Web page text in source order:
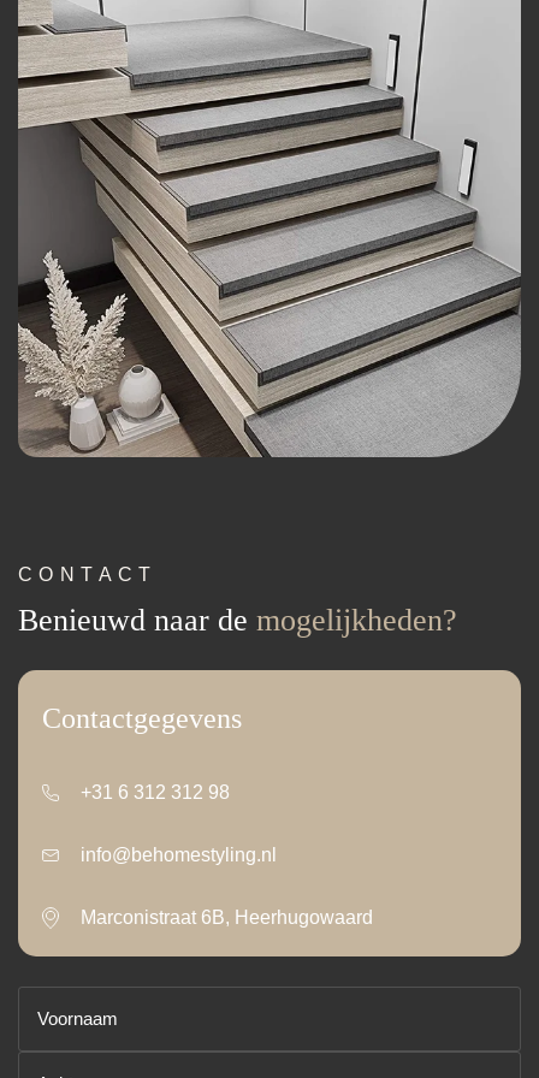
CONTACT
Benieuwd naar de mogelijkheden?
Contactgegevens
+31 6 312 312 98
info@behomestyling.nl
Marconistraat 6B, Heerhugowaard
(Vereist)